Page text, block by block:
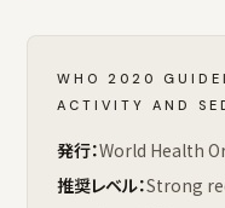
WHO 2020
ACTIVITY AND
発行：World Health
推奨レベル：Strong